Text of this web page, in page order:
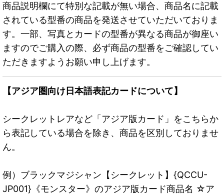
商品説明欄にて特別な記載が無い場合、商品名に記載
されている型番の商品を発送させていただいておりま
す。一部、写真とカードの型番が異なる商品が御座い
ますのでご購入の際、必ず商品の型番をご確認してい
ただきますようお願い申し上げます。
【アジア圏向け日本語表記カードについて】
シークレットレアなど「アジア版カード」をこちらか
ら表記している場合を除き、商品を区別しておりませ
ん。
例）ブラックマジシャン【シークレット】{QCCU-
JP001}《モンスター》のアジア版カード商品名 ☆ア